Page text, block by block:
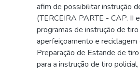
afim de possibilitar instrução
(TERCEIRA PARTE - CAP. II
programas de instrução de
aperfeiçoamento e reciclagem
Preparação de Estande de
para a instrução de tiro